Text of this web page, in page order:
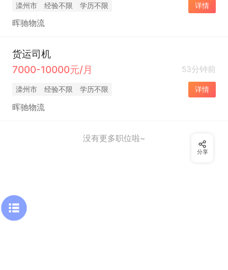
滦州市 经验不限 学历不限 详情
晖驰物流
货运司机
7000-10000元/月
53分钟前
滦州市 经验不限 学历不限 详情
晖驰物流
没有更多职位啦~
分享